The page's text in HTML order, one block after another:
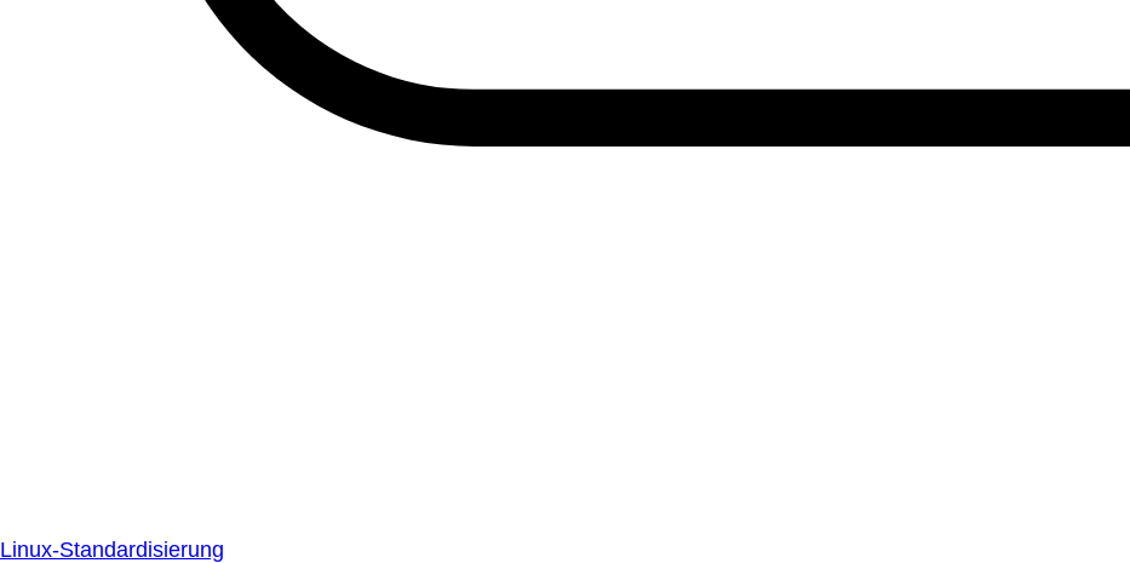
Linux-Standardisierung